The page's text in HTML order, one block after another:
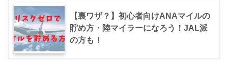
【裏ワザ？】初心者向けANAマイルの
貯め方・陸マイラーになろう！JAL派
の方も！